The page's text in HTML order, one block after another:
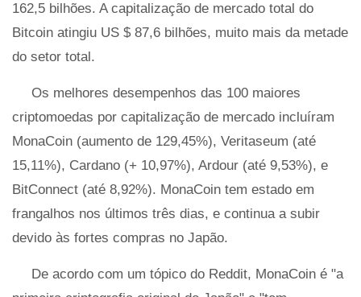
162,5 bilhões. A capitalização de mercado total do
Bitcoin atingiu US $ 87,6 bilhões, muito mais da metade
do setor total.
Os melhores desempenhos das 100 maiores
criptomoedas por capitalização de mercado incluíram
MonaCoin (aumento de 129,45%), Veritaseum (até
15,11%), Cardano (+ 10,97%), Ardour (até 9,53%), e
BitConnect (até 8,92%). MonaCoin tem estado em
frangalhos nos últimos três dias, e continua a subir
devido às fortes compras no Japão.
De acordo com um tópico do Reddit, MonaCoin é "a